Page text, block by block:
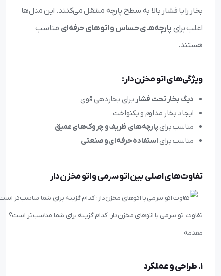
بخار را با فشار بالا به سطح پارچه منتقل می‌کنند. این مدل‌ها
اغلب برای پارچه‌های حساس و اتوهای حرفه‌ای مناسب
هستند.
ویژگی‌های اتو مخزن‌دار:
دیگ بخار تحت فشار برای بخاردهی قوی
ایجاد بخار مداوم و یکنواخت
مناسب برای پارچه‌های ظریف و چروک‌های عمیق
مناسب برای استفاده حرفه‌ای و صنعتی
تفاوت‌های اصلی بین اتو سرمی و اتو مخزن‌دار
تفاوت اتو سرمی با اتوهای مخزن‌دار؛ کدام گزینه برای شما مناسب‌تر است؟
مقدمه
1. طراحی و عملکرد